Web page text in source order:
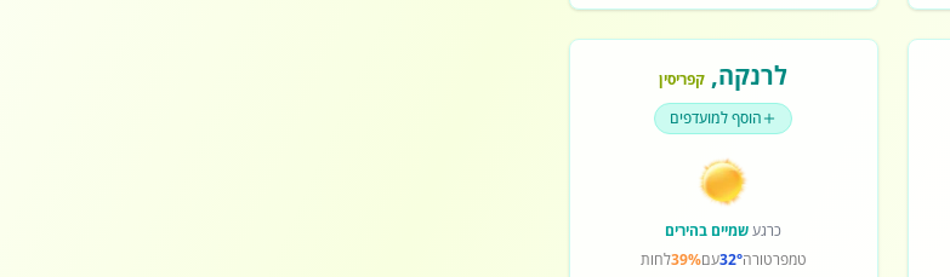
לרנקה, קפריסין
הוסף למועדפים
כרגעשמיים בהירים
טמפרטורה32°עם39%לחות